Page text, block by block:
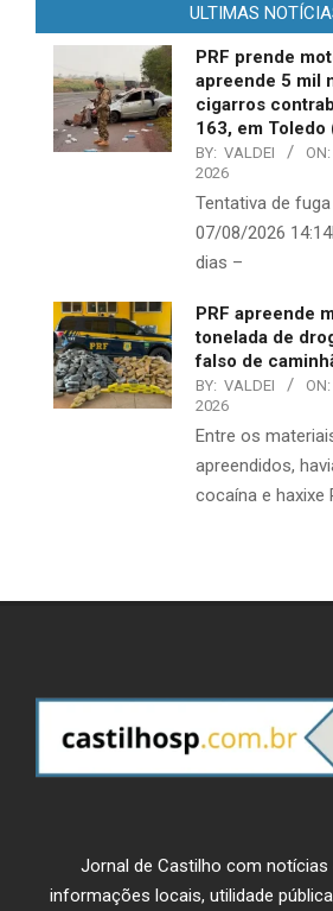
ULTIMAS
PRF prende
apreende 5 mil
cigarros
163, em Toledo
BY: VALDEI ON:
2026
Tentativa de
07/08/2026
dias –
PRF apreende
tonelada de
falso de
BY: VALDEI ON:
2026
Entre os
apreendidos,
cocaína e haxixe
Jornal de Castilho com notícias
informações locais, utilidade